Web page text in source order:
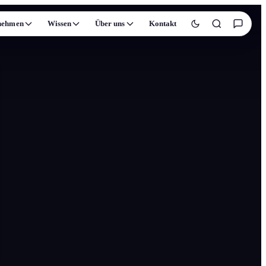
Wissen Über uns Kontakt